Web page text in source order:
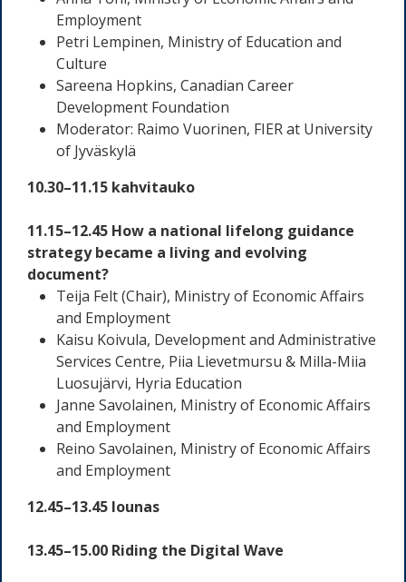
Employment
Petri Lempinen, Ministry of Education and
Culture
Sareena Hopkins, Canadian Career
Development Foundation
Moderator: Raimo Vuorinen, FIER at University
of Jyväskylä
10.30–11.15 kahvitauko
11.15–12.45 How a national lifelong guidance
strategy became a living and evolving
document?
Teija Felt (Chair), Ministry of Economic Affairs
and Employment
Kaisu Koivula, Development and Administrative
Services Centre, Piia Lievetmursu & Milla-Miia
Luosujärvi, Hyria Education
Janne Savolainen, Ministry of Economic Affairs
and Employment
Reino Savolainen, Ministry of Economic Affairs
and Employment
12.45–13.45 lounas
13.45–15.00 Riding the Digital Wave